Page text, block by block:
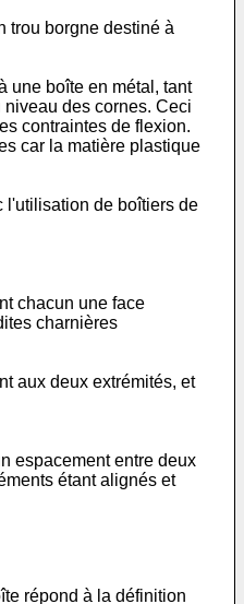
trou borgne destiné à
une boîte en métal, tant
des cornes. Ceci
contraintes de flexion.
car la matière plastique
l'utilisation de boîtiers de
chacun une face
charnières
aux deux extrémités, et
espacement entre deux
étant alignés et
répond à la définition